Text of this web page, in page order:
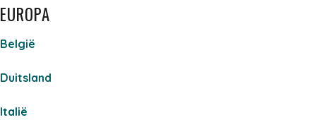
EUROPA
België
Duitsland
Italië